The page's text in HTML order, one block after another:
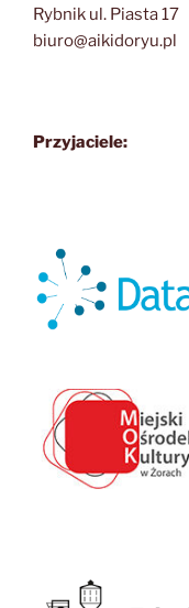
Rybnik ul. Piasta 17
biuro@aikidoryu.pl
Przyjaciele: